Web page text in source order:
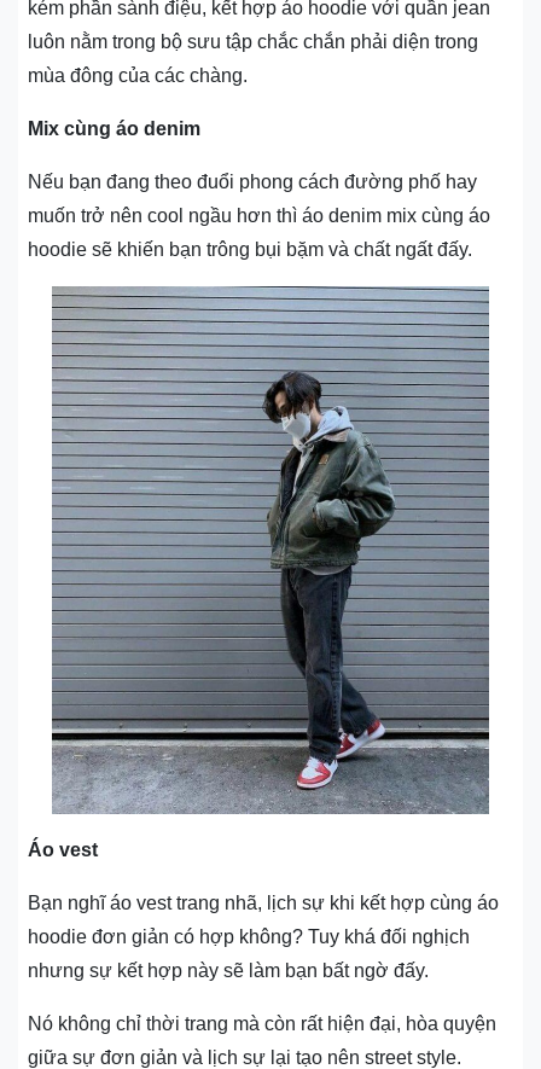
kém phần sành điệu, kết hợp áo hoodie với quần jean
luôn nằm trong bộ sưu tập chắc chắn phải diện trong
mùa đông của các chàng.
Mix cùng áo denim
Nếu bạn đang theo đuổi phong cách đường phố hay
muốn trở nên cool ngầu hơn thì áo denim mix cùng áo
hoodie sẽ khiến bạn trông bụi bặm và chất ngất đấy.
Áo vest
Bạn nghĩ áo vest trang nhã, lịch sự khi kết hợp cùng áo
hoodie đơn giản có hợp không? Tuy khá đối nghịch
nhưng sự kết hợp này sẽ làm bạn bất ngờ đấy.
Nó không chỉ thời trang mà còn rất hiện đại, hòa quyện
giữa sự đơn giản và lịch sự lại tạo nên street style.